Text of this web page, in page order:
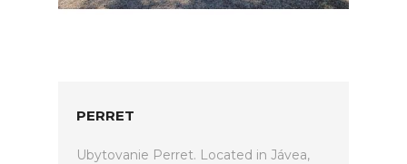
PERRET
Ubytovanie Perret. Located in Jávea,